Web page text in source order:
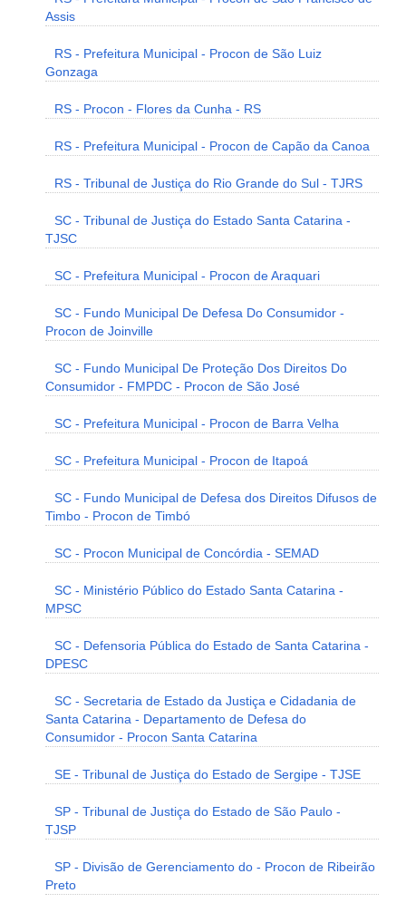
Assis
RS - Prefeitura Municipal - Procon de São Luiz
Gonzaga
RS - Procon - Flores da Cunha - RS
RS - Prefeitura Municipal - Procon de Capão da Canoa
RS - Tribunal de Justiça do Rio Grande do Sul - TJRS
SC - Tribunal de Justiça do Estado Santa Catarina -
TJSC
SC - Prefeitura Municipal - Procon de Araquari
SC - Fundo Municipal De Defesa Do Consumidor -
Procon de Joinville
SC - Fundo Municipal De Proteção Dos Direitos Do
Consumidor - FMPDC - Procon de São José
SC - Prefeitura Municipal - Procon de Barra Velha
SC - Prefeitura Municipal - Procon de Itapoá
SC - Fundo Municipal de Defesa dos Direitos Difusos de
Timbo - Procon de Timbó
SC - Procon Municipal de Concórdia - SEMAD
SC - Ministério Público do Estado Santa Catarina -
MPSC
SC - Defensoria Pública do Estado de Santa Catarina -
DPESC
SC - Secretaria de Estado da Justiça e Cidadania de
Santa Catarina - Departamento de Defesa do
Consumidor - Procon Santa Catarina
SE - Tribunal de Justiça do Estado de Sergipe - TJSE
SP - Tribunal de Justiça do Estado de São Paulo -
TJSP
SP - Divisão de Gerenciamento do - Procon de Ribeirão
Preto